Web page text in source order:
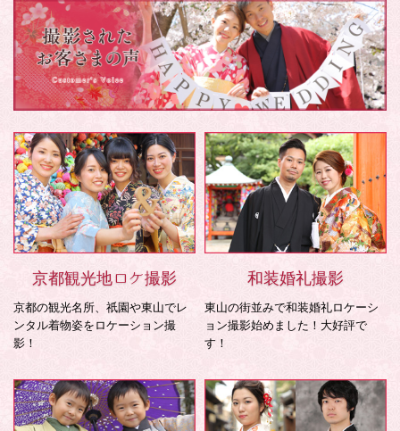
京都観光地ロケ撮影
京都の観光名所、祇園や東山でレ
ンタル着物姿をロケーション撮
影！
和装婚礼撮影
東山の街並みで和装婚礼ロケーシ
ョン撮影始めました！大好評で
す！